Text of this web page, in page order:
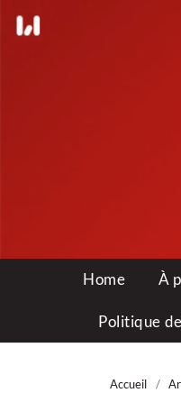
Home À
Politique
Accueil /